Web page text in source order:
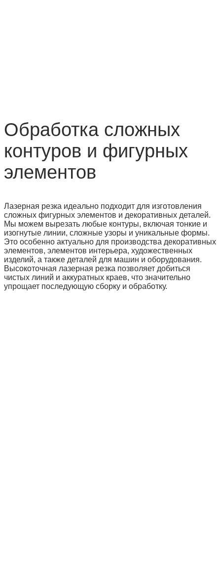
Обработка сложных
контуров и фигурных
элементов
Лазерная резка идеально подходит для изготовления
сложных фигурных элементов и декоративных деталей.
Мы можем вырезать любые контуры, включая тонкие и
изогнутые линии, сложные узоры и уникальные формы.
Это особенно актуально для производства декоративных
элементов, элементов интерьера, художественных
изделий, а также деталей для машин и оборудования.
Высокоточная лазерная резка позволяет добиться
чистых линий и аккуратных краев, что значительно
упрощает последующую сборку и обработку.